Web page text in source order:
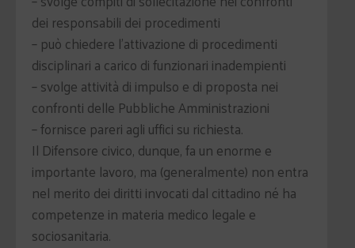
dei responsabili dei procedimenti
– può chiedere l'attivazione di procedimenti
disciplinari a carico di funzionari inadempienti
– svolge attività di impulso e di proposta nei
confronti delle Pubbliche Amministrazioni
– fornisce pareri agli uffici su richiesta.
Il Difensore civico, dunque, fa un enorme e
importante lavoro, ma (generalmente) non entra
nel merito dei diritti invocati dal cittadino né ha
competenze in materia medico legale e
sociosanitaria.